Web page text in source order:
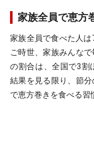
家族全員で恵方
家族全員で食べた人
ご時世、家族みんな
の割合は、全国で3割
結果を見る限り、節
で恵方巻きを食べる習